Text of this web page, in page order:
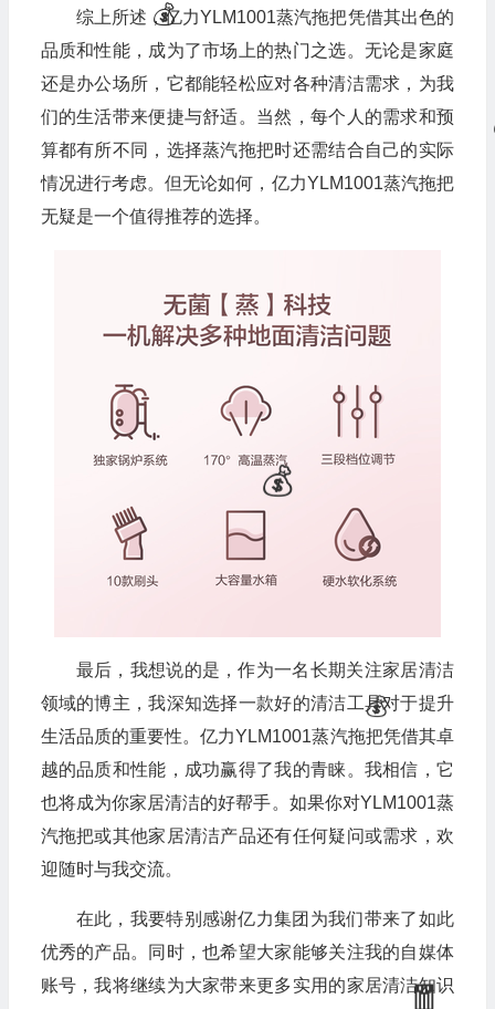
综上所述，亿力YLM1001蒸汽拖把凭借其出色的
品质和性能，成为了市场上的热门之选。无论是家庭
还是办公场所，它都能轻松应对各种清洁需求，为我
们的生活带来便捷与舒适。当然，每个人的需求和预
算都有所不同，选择蒸汽拖把时还需结合自己的实际
情况进行考虑。但无论如何，亿力YLM1001蒸汽拖把
无疑是一个值得推荐的选择。
最后，我想说的是，作为一名长期关注家居清洁
领域的博主，我深知选择一款好的清洁工具对于提升
生活品质的重要性。亿力YLM1001蒸汽拖把凭借其卓
越的品质和性能，成功赢得了我的青睐。我相信，它
也将成为你家居清洁的好帮手。如果你对YLM1001蒸
汽拖把或其他家居清洁产品还有任何疑问或需求，欢
迎随时与我交流。
在此，我要特别感谢亿力集团为我们带来了如此
优秀的产品。同时，也希望大家能够关注我的自媒体
账号，我将继续为大家带来更多实用的家居清洁知识
💰